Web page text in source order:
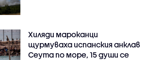
Хиляди мароканци
щурмуваха испанския анклав
Сеута по море, 15 души се